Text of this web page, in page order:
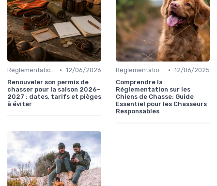
Réglementations de chasse • 12/06/2026
Renouveler son permis de
chasser pour la saison 2026-
2027 : dates, tarifs et pièges
à éviter
Réglementations de chasse • 12/06/2025
Comprendre la
Réglementation sur les
Chiens de Chasse: Guide
Essentiel pour les Chasseurs
Responsables